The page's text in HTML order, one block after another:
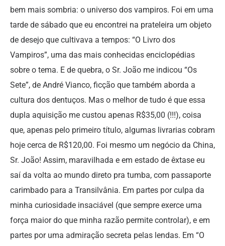
bem mais sombria: o universo dos vampiros. Foi em uma
tarde de sábado que eu encontrei na prateleira um objeto
de desejo que cultivava a tempos: “O Livro dos
Vampiros”, uma das mais conhecidas enciclopédias
sobre o tema. E de quebra, o Sr. João me indicou “Os
Sete”, de André Vianco, ficção que também aborda a
cultura dos dentuços. Mas o melhor de tudo é que essa
dupla aquisição me custou apenas R$35,00 (!!!), coisa
que, apenas pelo primeiro título, algumas livrarias cobram
hoje cerca de R$120,00. Foi mesmo um negócio da China,
Sr. João! Assim, maravilhada e em estado de êxtase eu
saí da volta ao mundo direto pra tumba, com passaporte
carimbado para a Transilvânia. Em partes por culpa da
minha curiosidade insaciável (que sempre exerce uma
força maior do que minha razão permite controlar), e em
partes por uma admiração secreta pelas lendas. Em “O